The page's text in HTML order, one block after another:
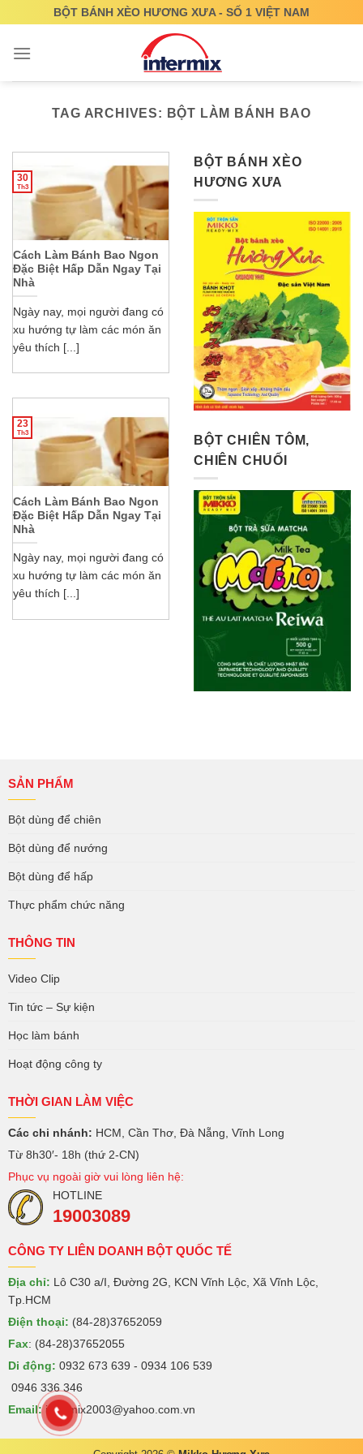
content
BỘT BÁNH XÈO HƯƠNG XƯA - SỐ 1 VIỆT NAM
TAG ARCHIVES: BỘT LÀM BÁNH BAO
Cách Làm Bánh Bao Ngon
Đặc Biệt Hấp Dẫn Ngay Tại
Nhà
Ngày nay, mọi người đang có
xu hướng tự làm các món ăn
yêu thích [...]
30
Th3
Cách Làm Bánh Bao Ngon
Đặc Biệt Hấp Dẫn Ngay Tại
Nhà
Ngày nay, mọi người đang có
xu hướng tự làm các món ăn
yêu thích [...]
23
Th3
BỘT BÁNH XÈO
HƯƠNG XƯA
BỘT CHIÊN TÔM,
CHIÊN CHUỐI
SẢN PHẨM
Bột dùng để chiên
Bột dùng để nướng
Bột dùng để hấp
Thực phẩm chức năng
THÔNG TIN
Video Clip
Tin tức – Sự kiện
Học làm bánh
Hoạt động công ty
THỜI GIAN LÀM VIỆC
Các chi nhánh: HCM, Cần Thơ, Đà Nẵng, Vĩnh Long
Từ 8h30′- 18h (thứ 2-CN)
Phục vụ ngoài giờ vui lòng liên hệ:
HOTLINE
19003089
CÔNG TY LIÊN DOANH BỘT QUỐC TẾ
Địa chỉ: Lô C30 a/I, Đường 2G, KCN Vĩnh Lộc, Xã Vĩnh Lộc,
Tp.HCM
Điện thoại: (84-28)37652059
Fax: (84-28)37652055
Di động: 0932 673 639 - 0934 106 539
0946 336 346
Email:intermix2003@yahoo.com.vn